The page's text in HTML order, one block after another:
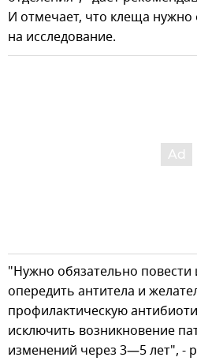
И отмечает, что клеща
на исследование.
"Нужно обязательно повести
опередить антитела и
профилактическую
исключить возникновение
изменений через 3—5 лет", -